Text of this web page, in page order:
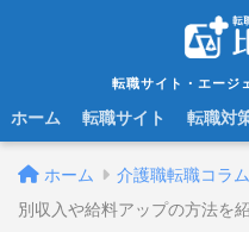
転職サイト・エージ
ホーム 転職サイト 転職対
ホーム 介護職転職コラム
別収入や給料アップの方法を